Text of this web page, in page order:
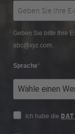
Geben Sie bitte Ihre
abc@xyz.com.
Sprache
Ich habe die